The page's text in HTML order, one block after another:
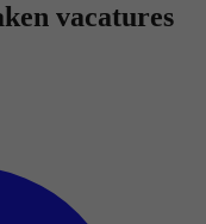
vacatures